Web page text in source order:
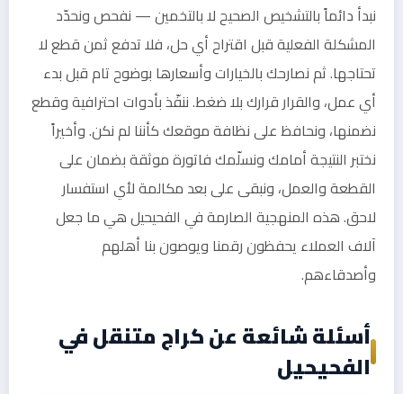
نبدأ دائماً بالتشخيص الصحيح لا بالتخمين — نفحص ونحدّد
المشكلة الفعلية قبل اقتراح أي حل، فلا تدفع ثمن قطع لا
تحتاجها. ثم نصارحك بالخيارات وأسعارها بوضوح تام قبل بدء
أي عمل، والقرار قرارك بلا ضغط. ننفّذ بأدوات احترافية وقطع
نضمنها، ونحافظ على نظافة موقعك كأننا لم نكن. وأخيراً
نختبر النتيجة أمامك ونسلّمك فاتورة موثقة بضمان على
القطعة والعمل، ونبقى على بعد مكالمة لأي استفسار
لاحق. هذه المنهجية الصارمة في الفحيحيل هي ما جعل
آلاف العملاء يحفظون رقمنا ويوصون بنا أهلهم
وأصدقاءهم.
أسئلة شائعة عن كراج متنقل في
الفحيحيل